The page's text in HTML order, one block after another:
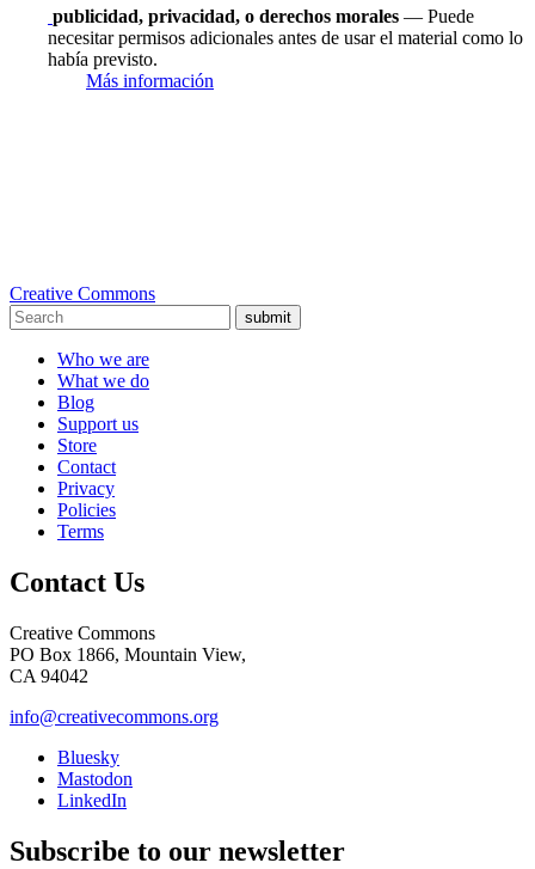
publicidad, privacidad, o derechos morales — Puede
necesitar permisos adicionales antes de usar el material como lo
había previsto.
Más información
Creative Commons
submit
Who we are
What we do
Blog
Support us
Store
Contact
Privacy
Policies
Terms
Contact Us
Creative Commons
PO Box 1866, Mountain View,
CA 94042
info@creativecommons.org
Bluesky
Mastodon
LinkedIn
Subscribe to our newsletter